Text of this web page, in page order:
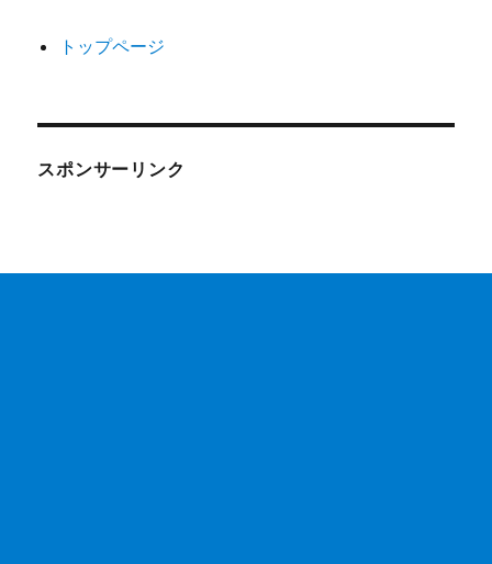
トップページ
スポンサーリンク